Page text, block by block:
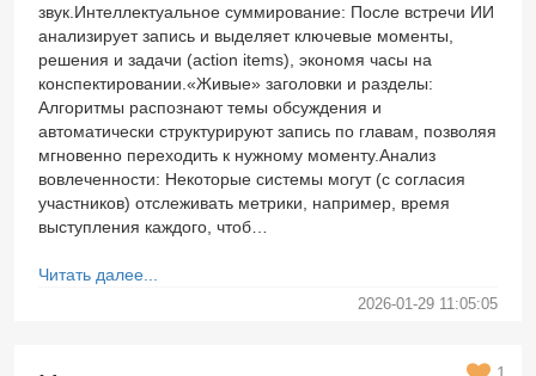
звук.Интеллектуальное суммирование: После встречи ИИ
анализирует запись и выделяет ключевые моменты,
решения и задачи (action items), экономя часы на
конспектировании.«Живые» заголовки и разделы:
Алгоритмы распознают темы обсуждения и
автоматически структурируют запись по главам, позволяя
мгновенно переходить к нужному моменту.Анализ
вовлеченности: Некоторые системы могут (с согласия
участников) отслеживать метрики, например, время
выступления каждого, чтоб…
Читать далее...
2026-01-29 11:05:05